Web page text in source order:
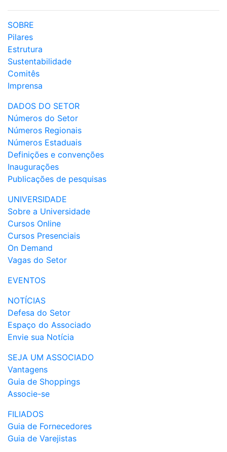
SOBRE
Pilares
Estrutura
Sustentabilidade
Comitês
Imprensa
DADOS DO SETOR
Números do Setor
Números Regionais
Números Estaduais
Definições e convenções
Inaugurações
Publicações de pesquisas
UNIVERSIDADE
Sobre a Universidade
Cursos Online
Cursos Presenciais
On Demand
Vagas do Setor
EVENTOS
NOTÍCIAS
Defesa do Setor
Espaço do Associado
Envie sua Notícia
SEJA UM ASSOCIADO
Vantagens
Guia de Shoppings
Associe-se
FILIADOS
Guia de Fornecedores
Guia de Varejistas